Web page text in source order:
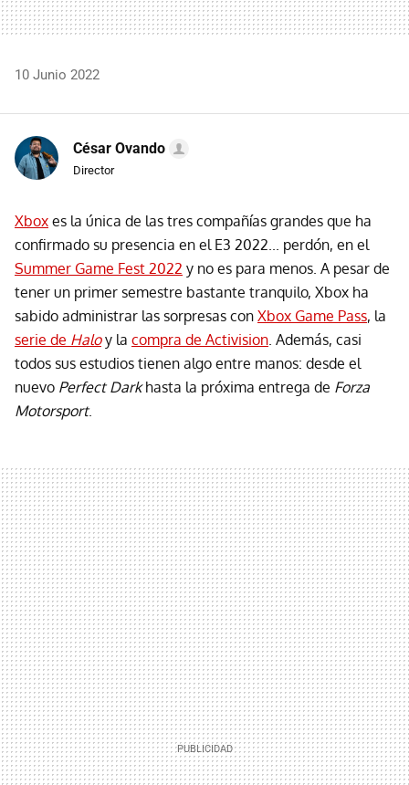
10 Junio 2022
César Ovando
Director
Xbox es la única de las tres compañías grandes que ha
confirmado su presencia en el E3 2022... perdón, en el
Summer Game Fest 2022 y no es para menos. A pesar de
tener un primer semestre bastante tranquilo, Xbox ha
sabido administrar las sorpresas con Xbox Game Pass, la
serie de Haloy la compra de Activision . Además, casi
todos sus estudios tienen algo entre manos: desde el
nuevo Perfect Darkhasta la próxima entrega de Forza
Motorsport.